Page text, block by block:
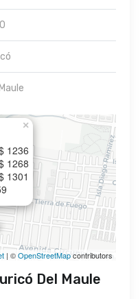
1236
1268
1301
×
| ©OpenStreetMapcontributors
Del Maule